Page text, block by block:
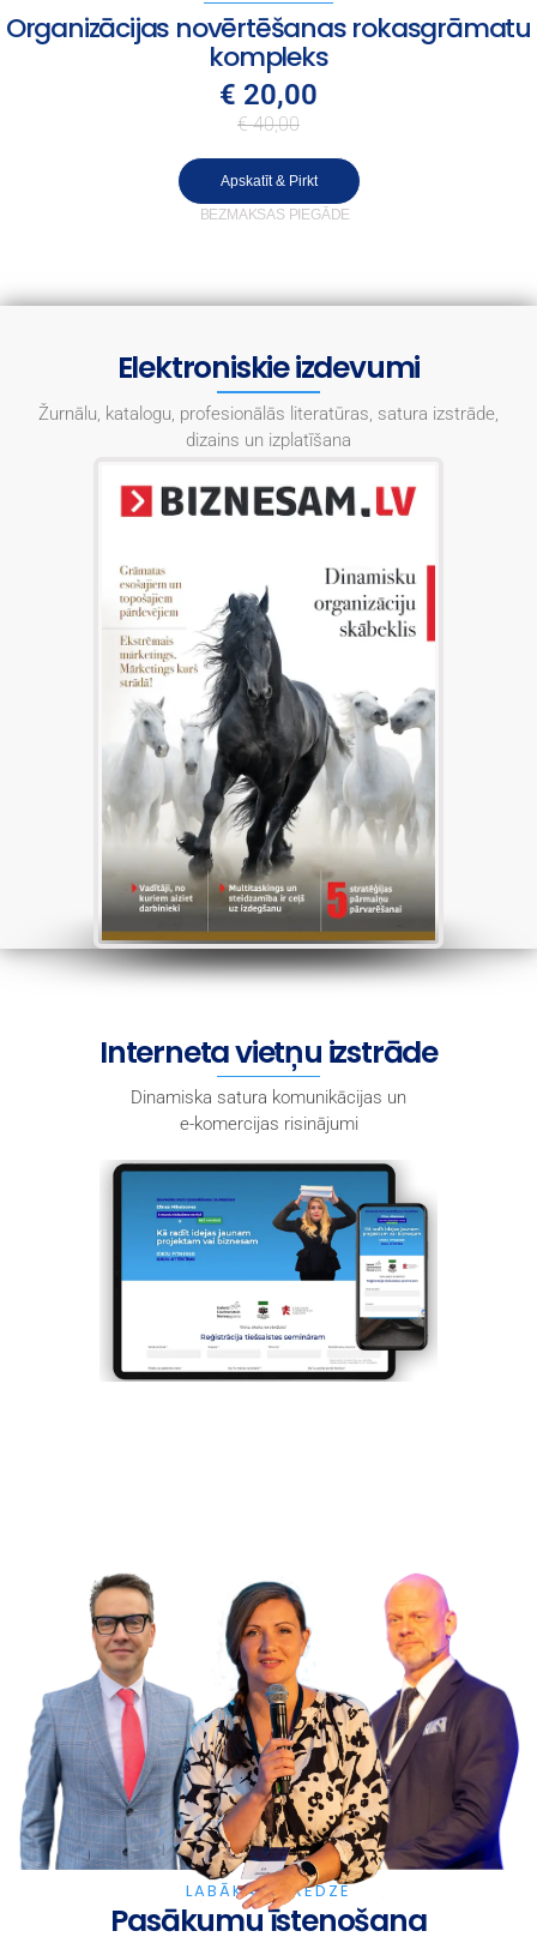
Organizācijas novērtēšanas rokasgrāmatu
kompleks
€ 20,00
€ 40,00
Apskatīt & Pirkt
BEZMAKSAS PIEGĀDE
Elektroniskie izdevumi
Žurnālu, katalogu, profesionālās literatūras, satura izstrāde,
dizains un izplatīšana
Interneta vietņu izstrāde
Dinamiska satura komunikācijas un
e-komercijas risinājumi
LABĀKĀ PIEREDZE
Pasākumu īstenošana